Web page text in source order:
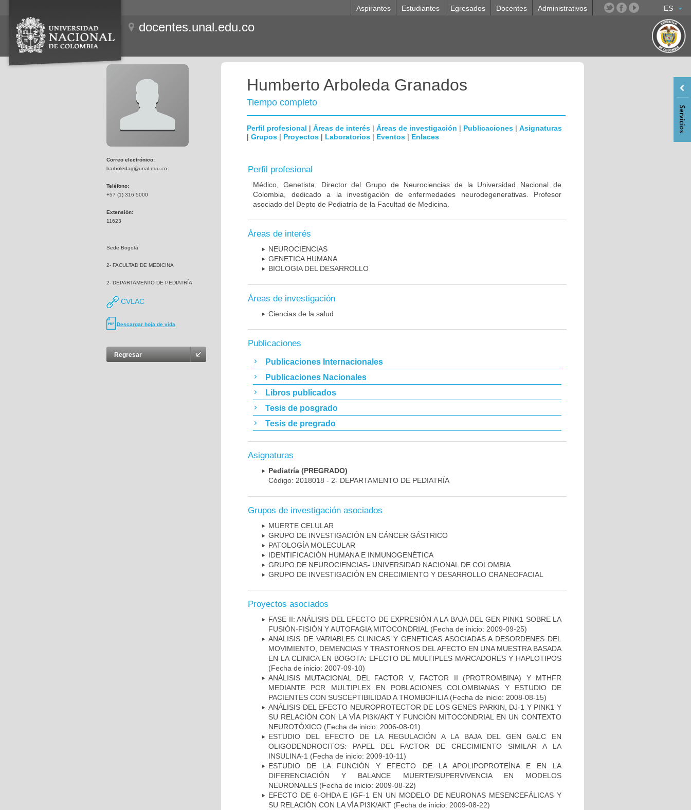
ES
Aspirantes Estudiantes Egresados Docentes Administrativos
docentes.unal.edu.co
Correo electrónico:
harboledag@unal.edu.co
Teléfono:
+57 (1) 316 5000
Extensión:
11623
Sede Bogotá
2- FACULTAD DE MEDICINA
2- DEPARTAMENTO DE PEDIATRÍA
CVLAC
Descargar hoja de vida
Regresar
Humberto Arboleda Granados
Tiempo completo
Perfil profesional | Áreas de interés | Áreas de investigación | Publicaciones | Asignaturas
| Grupos | Proyectos | Laboratorios | Eventos | Enlaces
Perfil profesional
Médico, Genetista, Director del Grupo de Neurociencias de la Universidad Nacional de
Colombia, dedicado a la investigación de enfermedades neurodegenerativas. Profesor
asociado del Depto de Pediatría de la Facultad de Medicina.
Áreas de interés
NEUROCIENCIAS
GENETICA HUMANA
BIOLOGIA DEL DESARROLLO
Áreas de investigación
Ciencias de la salud
Publicaciones
Publicaciones Internacionales
Publicaciones Nacionales
Libros publicados
Tesis de posgrado
Tesis de pregrado
Asignaturas
Pediatría (PREGRADO)
Código: 2018018 - 2- DEPARTAMENTO DE PEDIATRÍA
Grupos de investigación asociados
MUERTE CELULAR
GRUPO DE INVESTIGACIÓN EN CÁNCER GÁSTRICO
PATOLOGÍA MOLECULAR
IDENTIFICACIÓN HUMANA E INMUNOGENÉTICA
GRUPO DE NEUROCIENCIAS- UNIVERSIDAD NACIONAL DE COLOMBIA
GRUPO DE INVESTIGACIÓN EN CRECIMIENTO Y DESARROLLO CRANEOFACIAL
Proyectos asociados
FASE II: ANÁLISIS DEL EFECTO DE EXPRESIÓN A LA BAJA DEL GEN PINK1 SOBRE LA
FUSIÓN-FISIÓN Y AUTOFAGIA MITOCONDRIAL (Fecha de inicio: 2009-09-25)
ANALISIS DE VARIABLES CLINICAS Y GENETICAS ASOCIADAS A DESORDENES DEL
MOVIMIENTO, DEMENCIAS Y TRASTORNOS DEL AFECTO EN UNA MUESTRA BASADA
EN LA CLINICA EN BOGOTA: EFECTO DE MULTIPLES MARCADORES Y HAPLOTIPOS
(Fecha de inicio: 2007-09-10)
ANÁLISIS MUTACIONAL DEL FACTOR V, FACTOR II (PROTROMBINA) Y MTHFR
MEDIANTE PCR MULTIPLEX EN POBLACIONES COLOMBIANAS Y ESTUDIO DE
PACIENTES CON SUSCEPTIBILIDAD A TROMBOFILIA(Fecha de inicio: 2008-08-15)
ANÁLISIS DEL EFECTO NEUROPROTECTOR DE LOS GENES PARKIN, DJ-1 Y PINK1 Y
SU RELACIÓN CON LA VÍA PI3K/AKT Y FUNCIÓN MITOCONDRIAL EN UN CONTEXTO
NEUROTÓXICO (Fecha de inicio: 2006-08-01)
ESTUDIO DEL EFECTO DE LA REGULACIÓN A LA BAJA DEL GEN GALC EN
OLIGODENDROCITOS: PAPEL DEL FACTOR DE CRECIMIENTO SIMILAR A LA
INSULINA-1 (Fecha de inicio: 2009-10-11)
ESTUDIO DE LA FUNCIÓN Y EFECTO DE LA APOLIPOPROTEÍNA E EN LA
DIFERENCIACIÓN Y BALANCE MUERTE/SUPERVIVENCIA EN MODELOS
NEURONALES (Fecha de inicio: 2009-08-22)
EFECTO DE 6-OHDA E IGF-1 EN UN MODELO DE NEURONAS MESENCEFÁLICAS Y
SU RELACIÓN CON LA VÍA PI3K/AKT (Fecha de inicio: 2009-08-22)